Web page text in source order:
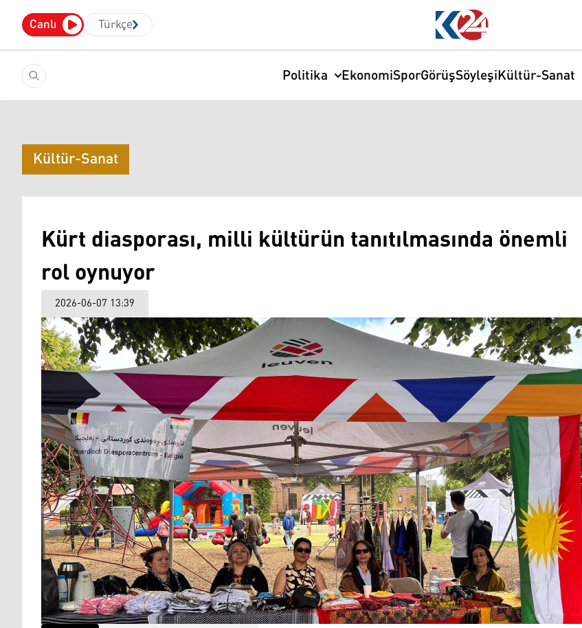
Canlı Türkçe
Politika EkonomiSporGörüşSöyleşiKültür-Sanat
Kültür-Sanat
Kürt diasporası, milli kültürün tanıtılmasında önemli
rol oynuyor
2026-06-07 13:39